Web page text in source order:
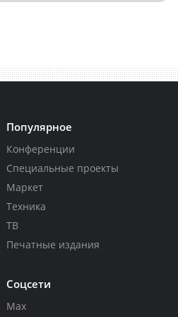
Популярное
Конференции
Специальные проекты
Маркет
Техника
ТВ
Печатные издания
Соцсети
Max